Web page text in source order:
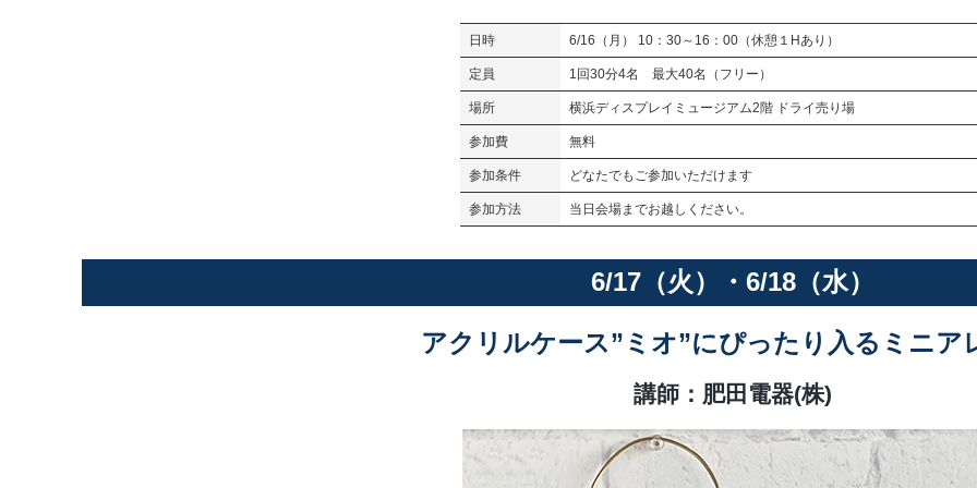
日時 6/16（月） 10：30～16：00（休憩１Hあり）
定員 1回30分4名 最大40名（フリー）
場所 横浜ディスプレイミュージアム2階 ドライ売り場
参加費 無料
参加条件 どなたでもご参加いただけます
参加方法 当日会場までお越しください。
6/17（火）・6/18（水）
アクリルケース”ミオ”にぴったり入るミニア
講師：肥田電器(株)